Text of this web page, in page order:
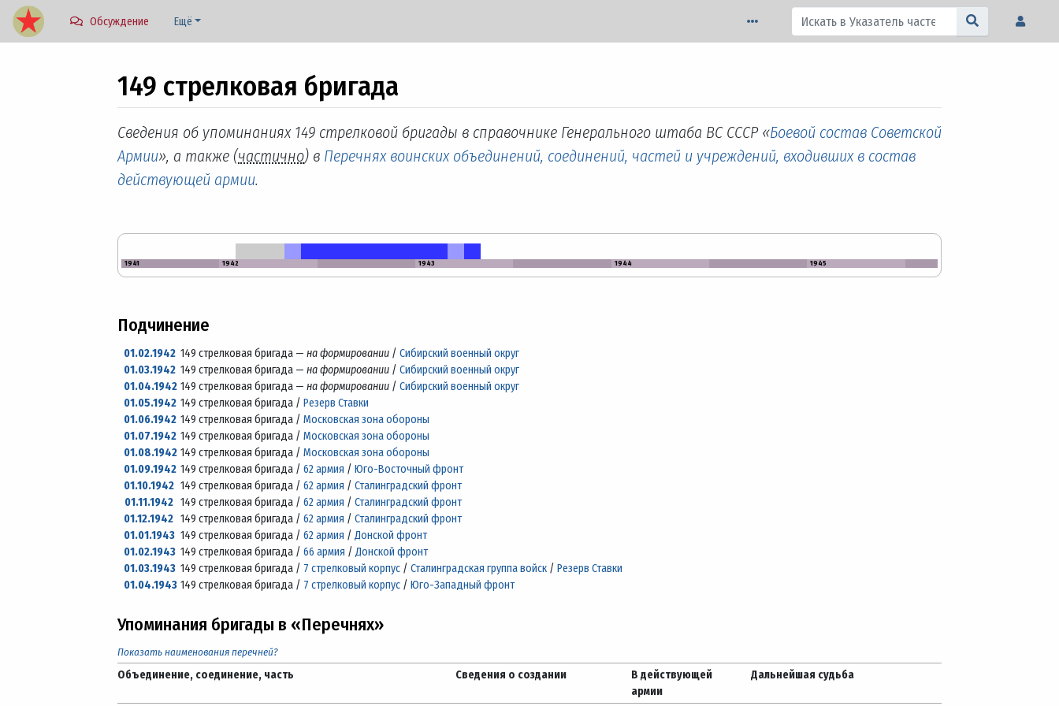
Обсуждение Ещё
149 стрелковая бригада
Перейти к:навигация,поиск
Сведения об упоминаниях 149 стрелковой бригады в справочнике Генерального штаба ВС СССР «Боевой состав Советской
Армии», а также (частично) в Перечнях воинских объединений, соединений, частей и учреждений, входивших в состав
действующей армии.
1941 1942 1943 1944 1945
Подчинение
01.02.1942149 стрелковая бригада —на формировании /Сибирский военный округ
01.03.1942149 стрелковая бригада —на формировании /Сибирский военный округ
01.04.1942149 стрелковая бригада —на формировании /Сибирский военный округ
01.05.1942149 стрелковая бригада /Резерв Ставки
01.06.1942149 стрелковая бригада /Московская зона обороны
01.07.1942149 стрелковая бригада /Московская зона обороны
01.08.1942149 стрелковая бригада /Московская зона обороны
01.09.1942149 стрелковая бригада /62 армия /Юго-Восточный фронт
01.10.1942149 стрелковая бригада /62 армия /Сталинградский фронт
01.11.1942 149 стрелковая бригада /62 армия /Сталинградский фронт
01.12.1942 149 стрелковая бригада /62 армия /Сталинградский фронт
01.01.1943149 стрелковая бригада /62 армия /Донской фронт
01.02.1943149 стрелковая бригада /66 армия /Донской фронт
01.03.1943149 стрелковая бригада / 7 стрелковый корпус /Сталинградская группа войск /Резерв Ставки
01.04.1943149 стрелковая бригада / 7 стрелковый корпус /Юго-Западный фронт
Упоминания бригады в «Перечнях»
Показать наименования перечней?
Объединение, соединение, часть Сведения о создании
В действующей
армии
Дальнейшая судьба